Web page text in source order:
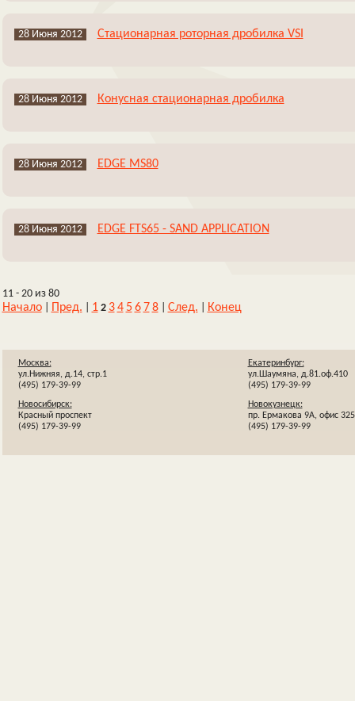
28 Июня 2012 Cтационарная роторная дробилка VSI
28 Июня 2012 Конусная стационарная дробилка
28 Июня 2012 EDGE MS80
28 Июня 2012 EDGE FTS65 - SAND APPLICATION
11 - 20 из 80
Начало| Пред. 1 2 3 4 5 6 7 8| След. Конец
Москва:
ул.Нижняя, д.14, стр.1
(495) 179-39-99
Екатеринбург:
ул.Шаумяна, д.81.оф.410
(495) 179-39-99
Новосибирск:
Красный проспект
(495) 179-39-99
Новокузнецк:
пр. Ермакова 9А, офис 325
(495) 179-39-99